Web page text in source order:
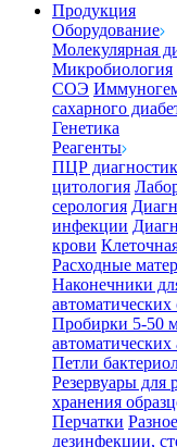
Продукция
Оборудование
Молекулярная
Микробиология
СОЭ
сахарного
Генетика
Реагенты
ПЦР
цитология
серология
инфекции
крови
Расходные
Наконечники
автоматических
Пробирки 5-50
автоматических
Петли
Резервуары для
хранения
Перчатки Разное
дезинфекции,